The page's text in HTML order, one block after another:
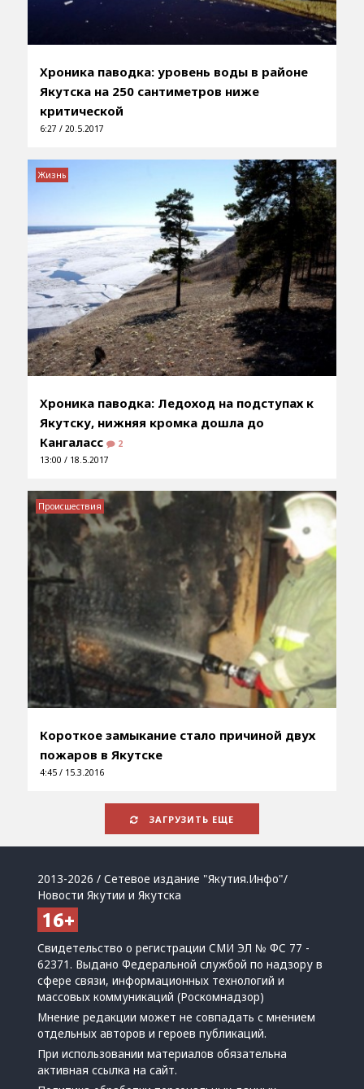
Хроника паводка: уровень воды в районе
Якутска на 250 сантиметров ниже
критической
6:27 / 20.5.2017
Хроника паводка: Ледоход на подступах к
Якутску, нижняя кромка дошла до
Кангаласс
2
13:00 / 18.5.2017
Жизнь
Короткое замыкание стало причиной двух
пожаров в Якутске
4:45 / 15.3.2016
Происшествия
ЗАГРУЗИТЬ ЕЩЕ
2013-2026 / Сетевое издание "Якутия.Инфо"/
Новости Якутии и Якутска
Свидетельство о регистрации СМИ ЭЛ № ФС 77 -
62371. Выдано Федеральной службой по надзору в
сфере связи, информационных технологий и
массовых коммуникаций (Роскомнадзор)
Мнение редакции может не совпадать с мнением
отдельных авторов и героев публикаций.
При использовании материалов обязательна
активная ссылка на сайт.